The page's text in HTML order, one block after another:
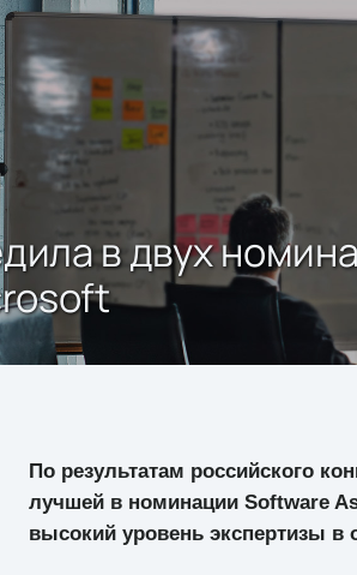
в двух
По результатам российского
лучшей в номинации Software
высокий уровень экспертизы в